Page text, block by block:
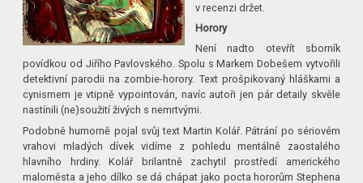
v recenzi držet.
Horory
Není nadto otevřít sborník
povídkou od Jiřího Pavlovského. Spolu s Markem Dobešem vytvořili
detektivní parodii na zombie-horory. Text prošpikovaný hláškami a
cynismem je vtipně vypointován, navíc autoři jen pár detaily skvěle
nastínili (ne)soužití živých s nemrtvými.
Podobně humorně pojal svůj text Martin Kolář. Pátrání po sériovém
vrahovi mladých dívek vidíme z pohledu mentálně zaostalého
hlavního hrdiny. Kolář brilantně zachytil prostředí amerického
maloměsta a jeho dílko se dá chápat jako pocta hororům Stephena